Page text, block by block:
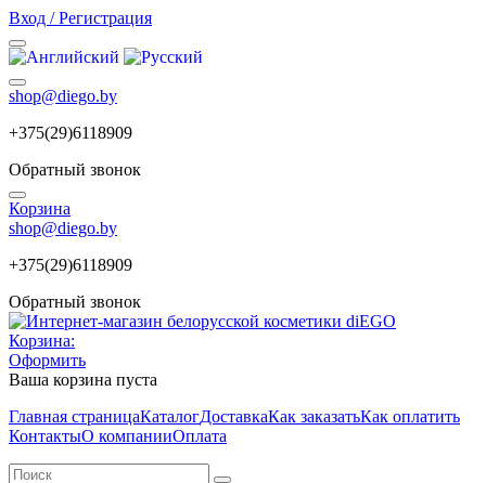
Вход / Регистрация
shop@diego.by
+375(29)6118909
Обратный звонок
Корзина
shop@diego.by
+375(29)6118909
Обратный звонок
Корзина:
Оформить
Ваша корзина пуста
Главная страницаКаталогДоставкаКак заказатьКак оплатить
КонтактыО компанииОплата